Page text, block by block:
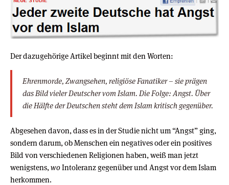
Der dazugehörige Artikel beginnt mit den Worten:
Ehrenmorde, Zwangsehen, religiöse Fanatiker – sie prägen
das Bild vieler Deutscher vom Islam. Die Folge: Angst. Über
die Hälfte der Deutschen steht dem Islam kritisch gegenüber.
Abgesehen davon, dass es in der Studie nicht um “Angst” ging,
sondern darum, ob Menschen ein negatives oder ein positives
Bild von verschiedenen Religionen haben, weiß man jetzt
wenigstens, woIntoleranz gegenüber und Angst vor dem Islam
herkommen.